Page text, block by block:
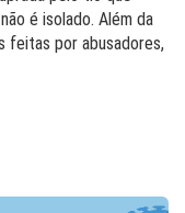
é isolado. Além da
feitas por abusadores,